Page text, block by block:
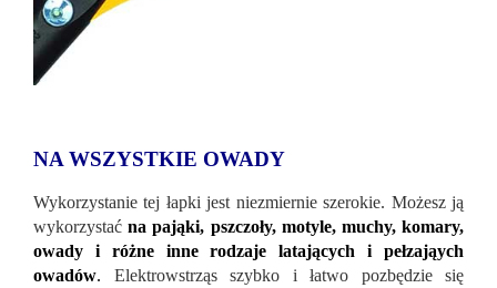
NA WSZYSTKIE OWADY
Wykorzystanie tej łapki jest niezmiernie szerokie. Możesz ją
wykorzystaćna pająki, pszczoły, motyle, muchy, komary,
owady i różne inne rodzaje latających i pełzająych
owadów. Elektrowstrząs szybko i łatwo pozbędzie się